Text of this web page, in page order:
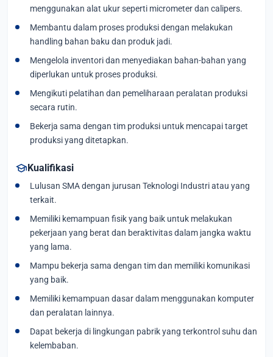
menggunakan alat ukur seperti micrometer dan calipers.
Membantu dalam proses produksi dengan melakukan
handling bahan baku dan produk jadi.
Mengelola inventori dan menyediakan bahan-bahan yang
diperlukan untuk proses produksi.
Mengikuti pelatihan dan pemeliharaan peralatan produksi
secara rutin.
Bekerja sama dengan tim produksi untuk mencapai target
produksi yang ditetapkan.
schoolKualifikasi
Lulusan SMA dengan jurusan Teknologi Industri atau yang
terkait.
Memiliki kemampuan fisik yang baik untuk melakukan
pekerjaan yang berat dan beraktivitas dalam jangka waktu
yang lama.
Mampu bekerja sama dengan tim dan memiliki komunikasi
yang baik.
Memiliki kemampuan dasar dalam menggunakan komputer
dan peralatan lainnya.
Dapat bekerja di lingkungan pabrik yang terkontrol suhu dan
kelembaban.